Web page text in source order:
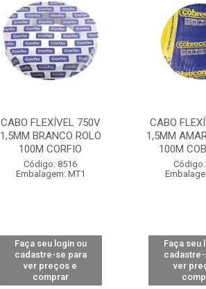
CABO FLEXÍVEL 750V
1,5MM BRANCO ROLO
100M CORFIO
Código: 8516
Embalagem: MT1
Faça seu login ou
cadastre-se para
ver preços e
comprar
CABO
1,5MM
100M
Faça seu
ver